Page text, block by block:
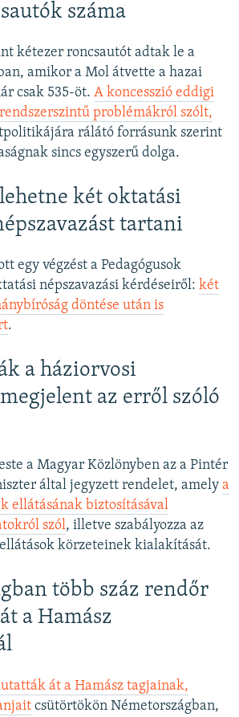
száma
kétezer roncsautót adtak le a
amikor a Mol átvette a hazai
csak 535-öt. A koncesszió eddigi
problémákról szólt,
rálátó forrásunk szerint
sincs egyszerű dolga.
két oktatási
tartani
egy végzést a Pedagógusok
népszavazási kérdéseiről: két
döntése után is
.
a háziorvosi
az erről szóló
a Magyar Közlönyben az a Pintér
által jegyzett rendelet, amely a
ellátásának biztosításával
szól, illetve szabályozza az
körzeteinek kialakítását.
több száz rendőr
a Hamász
át a Hamász tagjainak,
csütörtökön Németországban,